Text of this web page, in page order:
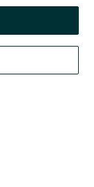
powyżej,
brzmieniu.